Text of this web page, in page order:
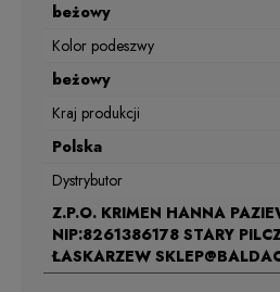
beżowy
Kolor podeszwy
beżowy
Kraj produkcji
Polska
Dystrybutor
Z.P.O. KRIMEN HANNA
NIP:8261386178 STARY
ŁASKARZEW